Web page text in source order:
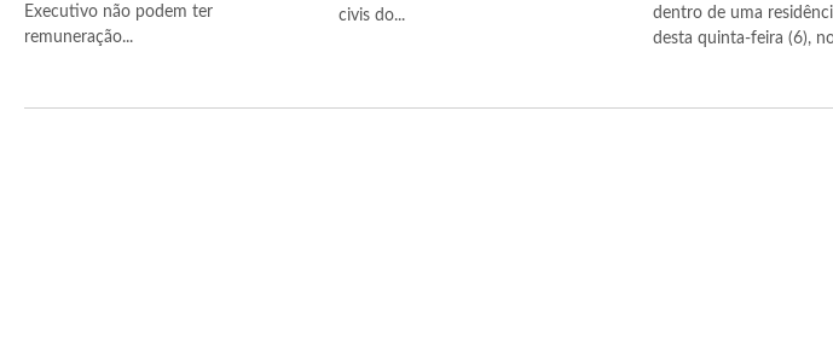
Executivo não podem ter
remuneração...
civis do...
dentro de uma
desta quinta-feira (6),